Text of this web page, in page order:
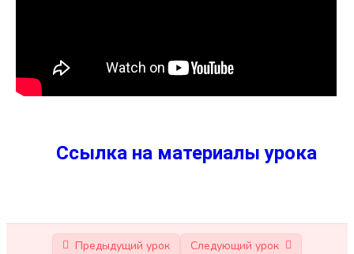
Ссылка на материалы урока
Предыдущий урок Следующий урок